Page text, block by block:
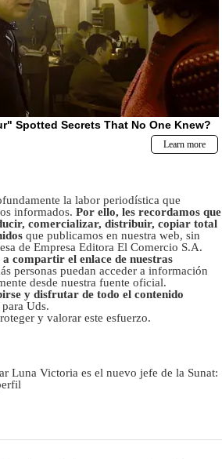
la labor periodística que
informados. Por ello, les recordamos que
comercializar, distribuir, copiar total
que publicamos en nuestra web, sin
de Empresa Editora El Comercio S.A.
compartir el enlace de nuestras
personas puedan acceder a información
desde nuestra fuente oficial.
y disfrutar de todo el contenido
Uds.
y valorar este esfuerzo.
Luna Victoria es el nuevo jefe de la Sunat: